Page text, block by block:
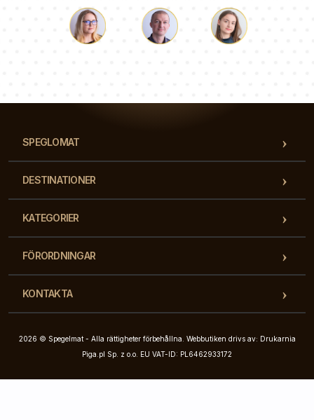
SPEGLOMAT
DESTINATIONER
KATEGORIER
FÖRORDNINGAR
KONTAKTA
2026 © Spegelmat - Alla rättigheter förbehållna. Webbutiken drivs av: Drukarnia
Piga.pl Sp. z o.o. EU VAT-ID: PL6462933172